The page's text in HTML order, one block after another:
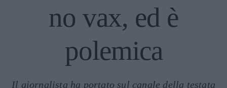
no vax, ed è
polemica
Il giornalista ha portato sul canale della testata